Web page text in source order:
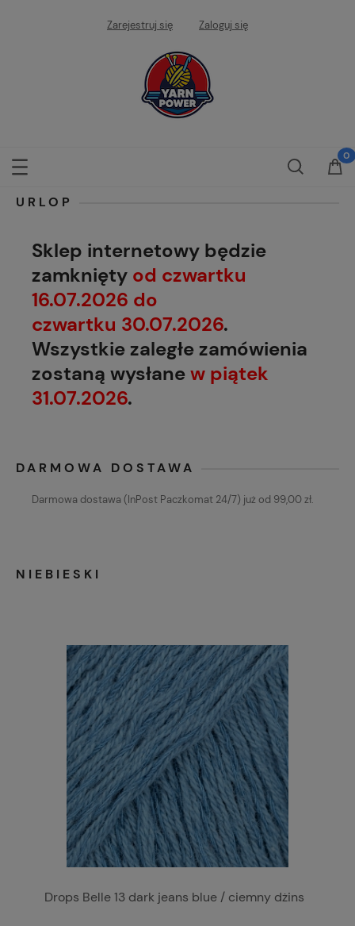
Zarejestruj się Zaloguj się
URLOP
Sklep internetowy będzie
zamknięty od czwartku
16.07.2026 do
czwartku 30.07.2026.
Wszystkie zaległe zamówienia
zostaną wysłanew piątek
31.07.2026.
DARMOWA DOSTAWA
Darmowa dostawa (InPost Paczkomat 24/7) już od 99,00 zł.
NIEBIESKI
Drops Belle 13 dark jeans blue / ciemny dżins